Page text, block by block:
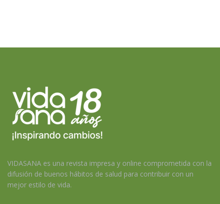
VIDASANA es una revista impresa y online comprometida con la
difusión de buenos hábitos de salud para contribuir con un
mejor estilo de vida.